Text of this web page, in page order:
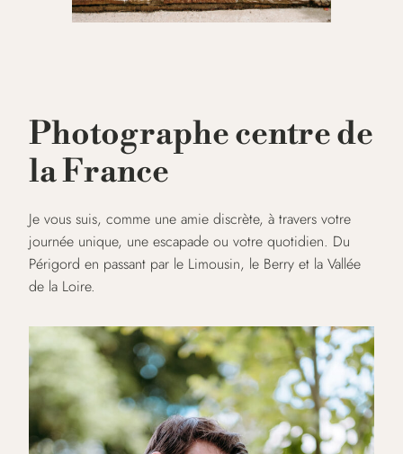
Photographe centre de
la France
Je vous suis, comme une amie discrète, à travers votre
journée unique, une escapade ou votre quotidien. Du
Périgord en passant par le Limousin, le Berry et la Vallée
de la Loire.